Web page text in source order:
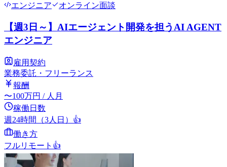
エンジニア
オンライン面談
【週3日～】AIエージェント開発を担うAI AGENT
エンジニア
雇用契約
業務委託・フリーランス
報酬
〜100万円 / 人月
稼働日数
週24時間（3人日） 👍
働き方
フルリモート 👍